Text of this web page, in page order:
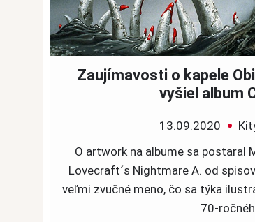
Zaujímavosti o kapele
vyšiel album
13.09.2020
O artwork na albume sa postaral
Lovecraft´s Nightmare A. od
veľmi zvučné meno, čo sa týka
70-